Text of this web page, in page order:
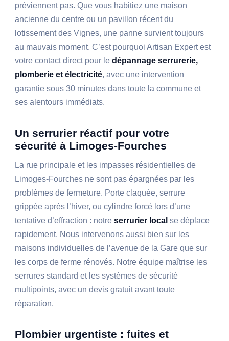
préviennent pas. Que vous habitiez une maison
ancienne du centre ou un pavillon récent du
lotissement des Vignes, une panne survient toujours
au mauvais moment. C’est pourquoi Artisan Expert est
votre contact direct pour ledépannage serrurerie,
plomberie et électricité, avec une intervention
garantie sous 30 minutes dans toute la commune et
ses alentours immédiats.
Un serrurier réactif pour votre
sécurité à Limoges-Fourches
La rue principale et les impasses résidentielles de
Limoges-Fourches ne sont pas épargnées par les
problèmes de fermeture. Porte claquée, serrure
grippée après l’hiver, ou cylindre forcé lors d’une
tentative d’effraction : notreserrurier local se déplace
rapidement. Nous intervenons aussi bien sur les
maisons individuelles de l’avenue de la Gare que sur
les corps de ferme rénovés. Notre équipe maîtrise les
serrures standard et les systèmes de sécurité
multipoints, avec un devis gratuit avant toute
réparation.
Plombier urgentiste : fuites et